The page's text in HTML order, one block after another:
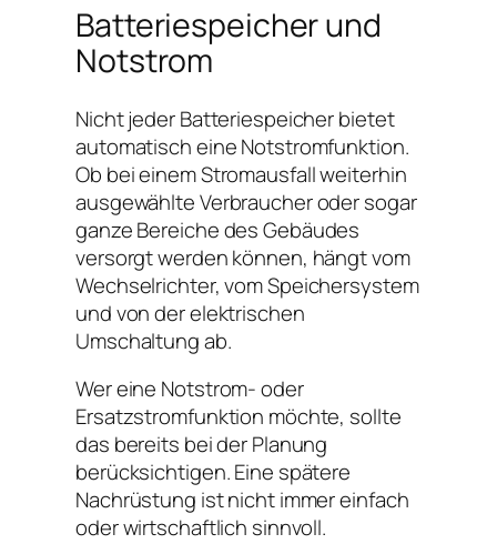
Batteriespeicher und
Notstrom
Nicht jeder Batteriespeicher bietet
automatisch eine Notstromfunktion.
Ob bei einem Stromausfall weiterhin
ausgewählte Verbraucher oder sogar
ganze Bereiche des Gebäudes
versorgt werden können, hängt vom
Wechselrichter, vom Speichersystem
und von der elektrischen
Umschaltung ab.
Wer eine Notstrom- oder
Ersatzstromfunktion möchte, sollte
das bereits bei der Planung
berücksichtigen. Eine spätere
Nachrüstung ist nicht immer einfach
oder wirtschaftlich sinnvoll.